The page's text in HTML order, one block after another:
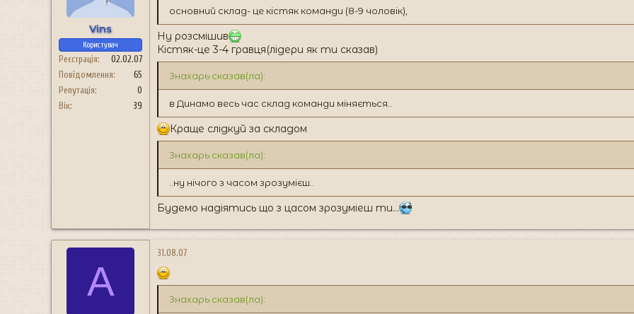
Vins
Користувач
Реєстрація
02.02.07
Повідомлення
65
Репутація
0
Вік
39
основний склад- це кістяк команди (8-9 чоловік),
Ну розсмішив
Кістяк-це 3-4 гравця(лідери як ти сказав)
Знахарь сказав(ла):
в Динамо весь час склад команди міняється..
Краще слідкуй за складом
Знахарь сказав(ла):
..ну нічого з часом зрозумієш..
Будемо надіятись що з цасом зрозуміеш ти...
A
31.08.07
Знахарь сказав(ла):